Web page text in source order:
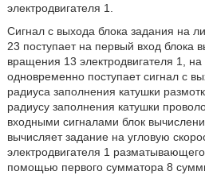
электродвигателя 1.
Сигнал с выхода блока задания на
23 поступает на первый вход блока
вращения 13 электродвигателя 1, на
одновременно поступает сигнал с
радиуса заполнения катушки
радиусу заполнения катушки
входными сигналами блок
вычисляет задание на угловую
электродвигателя 1
помощью первого сумматора 8